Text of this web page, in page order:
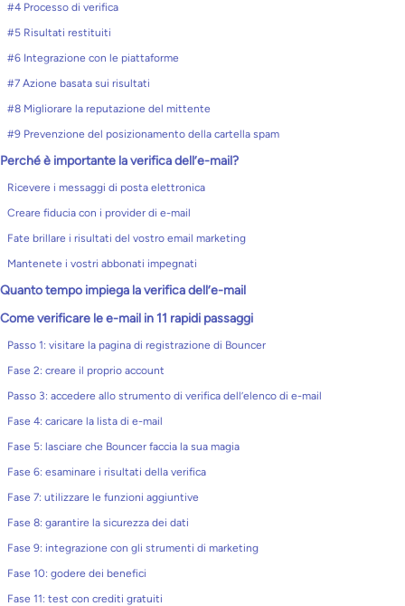
#4 Processo di verifica
#5 Risultati restituiti
#6 Integrazione con le piattaforme
#7 Azione basata sui risultati
#8 Migliorare la reputazione del mittente
#9 Prevenzione del posizionamento della cartella spam
Perché è importante la verifica dell’e-mail?
Ricevere i messaggi di posta elettronica
Creare fiducia con i provider di e-mail
Fate brillare i risultati del vostro email marketing
Mantenete i vostri abbonati impegnati
Quanto tempo impiega la verifica dell’e-mail
Come verificare le e-mail in 11 rapidi passaggi
Passo 1: visitare la pagina di registrazione di Bouncer
Fase 2: creare il proprio account
Passo 3: accedere allo strumento di verifica dell’elenco di e-mail
Fase 4: caricare la lista di e-mail
Fase 5: lasciare che Bouncer faccia la sua magia
Fase 6: esaminare i risultati della verifica
Fase 7: utilizzare le funzioni aggiuntive
Fase 8: garantire la sicurezza dei dati
Fase 9: integrazione con gli strumenti di marketing
Fase 10: godere dei benefici
Fase 11: test con crediti gratuiti